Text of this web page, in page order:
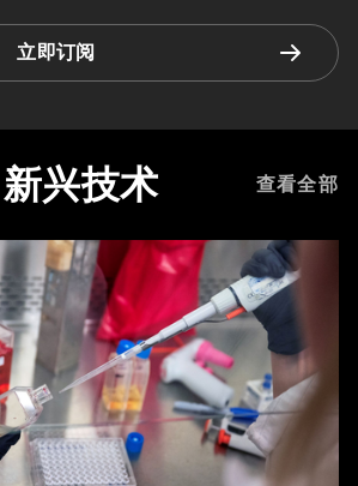
立即订阅
新兴技术 查看全部